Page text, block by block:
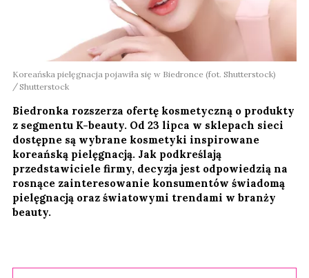
Koreańska pielęgnacja pojawiła się w Biedronce (fot. Shutterstock)
Shutterstock
Biedronka rozszerza ofertę kosmetyczną o produkty
z segmentu K-beauty. Od 23 lipca w sklepach sieci
dostępne są wybrane kosmetyki inspirowane
koreańską pielęgnacją. Jak podkreślają
przedstawiciele firmy, decyzja jest odpowiedzią na
rosnące zainteresowanie konsumentów świadomą
pielęgnacją oraz światowymi trendami w branży
beauty.